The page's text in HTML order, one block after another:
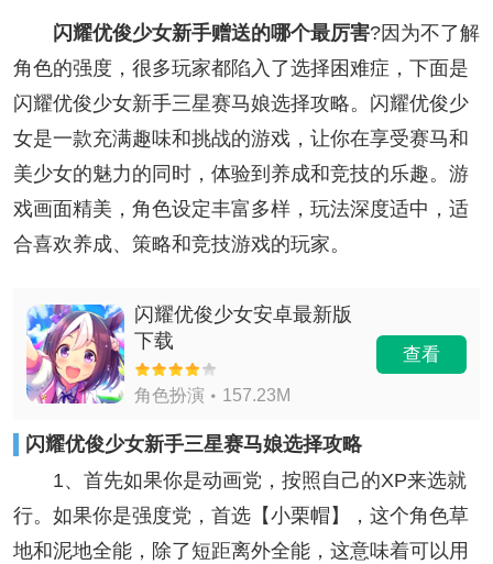
闪耀优俊少女新手赠送的哪个最厉害?因为不了解
角色的强度，很多玩家都陷入了选择困难症，下面是
闪耀优俊少女新手三星赛马娘选择攻略。闪耀优俊少
女是一款充满趣味和挑战的游戏，让你在享受赛马和
美少女的魅力的同时，体验到养成和竞技的乐趣。游
戏画面精美，角色设定丰富多样，玩法深度适中，适
合喜欢养成、策略和竞技游戏的玩家。
闪耀优俊少女安卓最新版
下载
角色扮演 157.23M
查看
闪耀优俊少女新手三星赛马娘选择攻略
1、首先如果你是动画党，按照自己的XP来选就
行。如果你是强度党，首选【小栗帽】，这个角色草
地和泥地全能，除了短距离外全能，这意味着可以用